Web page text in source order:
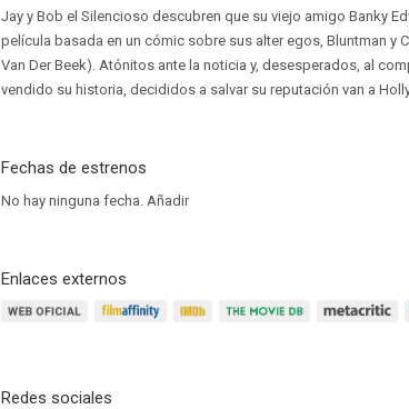
Jay y Bob el Silencioso descubren que su viejo amigo Banky
película basada en un cómic sobre sus alter egos, Bluntman
Van Der Beek). Atónitos ante la noticia y, desesperados, al
vendido su historia, decididos a salvar su reputación van a
Fechas de estrenos
No hay ninguna fecha. Añadir
Enlaces externos
Redes sociales